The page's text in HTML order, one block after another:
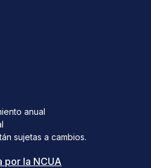
anual
sujetas a cambios.
por la NCUA